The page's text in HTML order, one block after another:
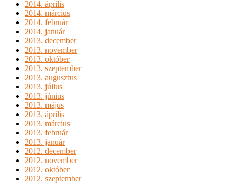
2014. április
2014. március
2014. február
2014. január
2013. december
2013. november
2013. október
2013. szeptember
2013. augusztus
2013. július
2013. június
2013. május
2013. április
2013. március
2013. február
2013. január
2012. december
2012. november
2012. október
2012. szeptember